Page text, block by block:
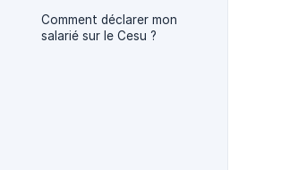
Comment déclarer mon
salarié sur le Cesu ?